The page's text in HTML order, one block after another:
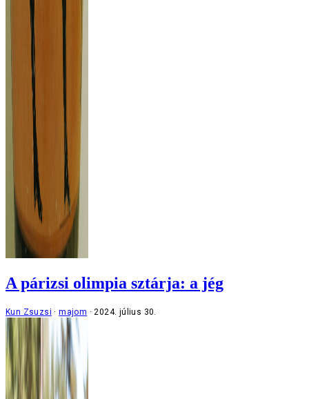
A párizsi olimpia sztárja: a jég
Kun Zsuzsi majom 2024. július 30.